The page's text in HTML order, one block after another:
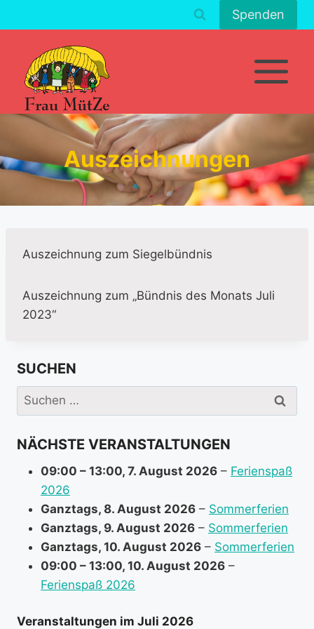
Inhalt
Spenden
Auszeichnungen
Auszeichnung zum Siegelbündnis
Auszeichnung zum „Bündnis des Monats Juli
2023“
SUCHEN
Suchen
nach:
NÄCHSTE VERANSTALTUNGEN
09:00 – 13:00, 7. August 2026 – Ferienspaß
2026
Ganztags, 8. August 2026 – Sommerferien
Ganztags, 9. August 2026 – Sommerferien
Ganztags, 10. August 2026 – Sommerferien
09:00 – 13:00, 10. August 2026 –
Ferienspaß 2026
Veranstaltungen im Juli 2026